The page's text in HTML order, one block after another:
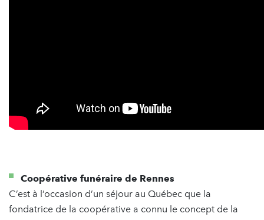
Coopérative funéraire de Rennes
C’est à l’occasion d’un séjour au Québec que la
fondatrice de la coopérative a connu le concept de la